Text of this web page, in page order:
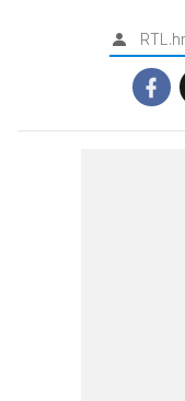
RTL.hr